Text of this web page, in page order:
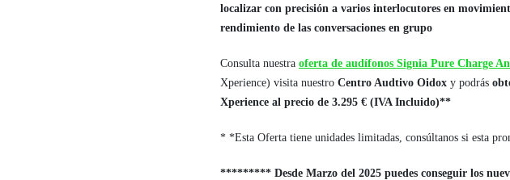
localizar con precisión a varios interlocutores en
rendimiento de las conversaciones en grupo
Consulta nuestra oferta de audífonos Signia Pure Charge
Xperience) visita nuestro Centro Audtivo Oidox y podrás
Xperience al precio de 3.295 € (IVA Incluido)**
* *Esta Oferta tiene unidades limitadas, consúltanos si esta
********* Desde Marzo del 2025 puedes conseguir los